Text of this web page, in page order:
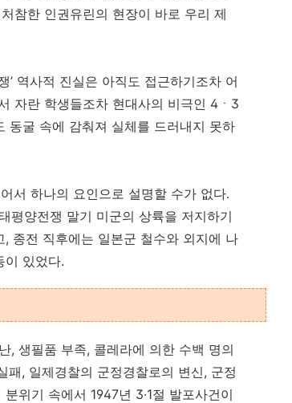
참한 인권유린의 현장이 바로 우리 제
’ 역사적 진실은 아직도 접근하기조차 어
자란 학생들조차 현대사의 비극인 4ㆍ3
동굴 속에 감춰져 실체를 드러내지 못하
서 하나의 요인으로 설명할 수가 없다.
평양전쟁 말기 미군의 상륙을 저지하기
종전 직후에는 일본군 철수와 외지에 나
이 있었다.
, 생필품 부족, 콜레라에 의한 수백 명의
, 일제경찰의 군정경찰로의 변신, 군정
위기 속에서 1947년 3·1절 발포사건이